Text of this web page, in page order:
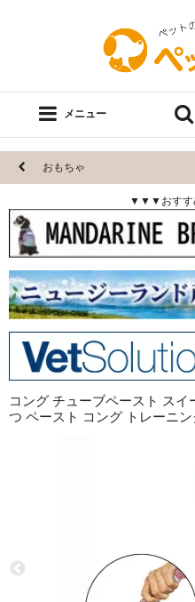
メニュー
おもちゃ
▼▼▼おす
コング チューブペースト ス
つ ペースト コング トレーニン